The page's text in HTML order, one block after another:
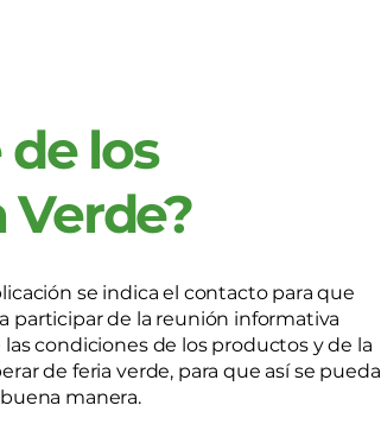
los
Verde?
se indica el contacto para que
participar de la reunión informativa
condiciones de los productos y de la
de feria verde, para que así se pueda
manera.